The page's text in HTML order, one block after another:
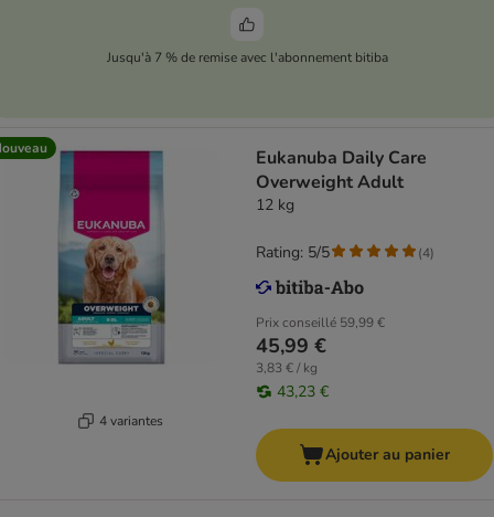
Jusqu'à 7 % de remise avec l'abonnement bitiba
4 variantes
Eukanuba Daily Care
Overweight Adult
12 kg
Prix conseillé 59,99 €
45,99 €
3,83 € / kg
43,23 €
Rating: 5/5 (4)
Ajouter au panier